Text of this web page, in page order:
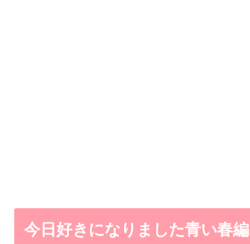
今日好きになりました青い春編